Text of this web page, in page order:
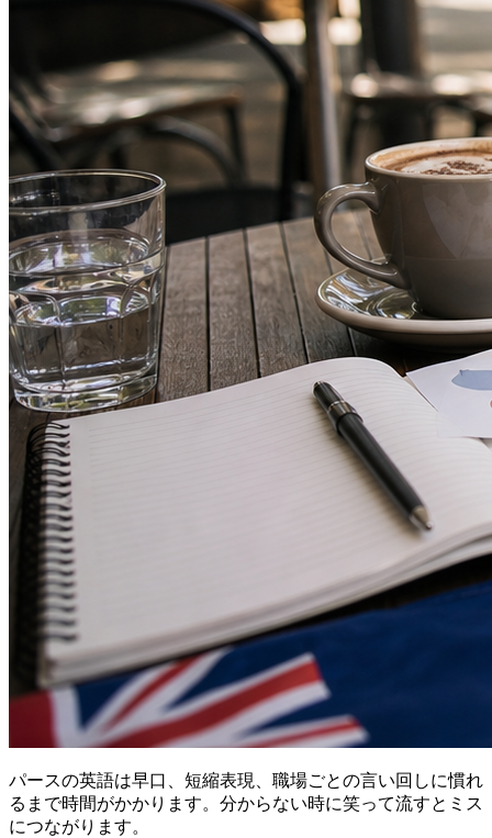
パースの英語は早口、短縮表現、職場ごとの言い回しに慣れ
るまで時間がかかります。分からない時に笑って流すとミス
につながります。